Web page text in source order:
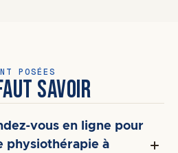
POSÉES
SAVOIR
vous en ligne pour
physiothérapie à